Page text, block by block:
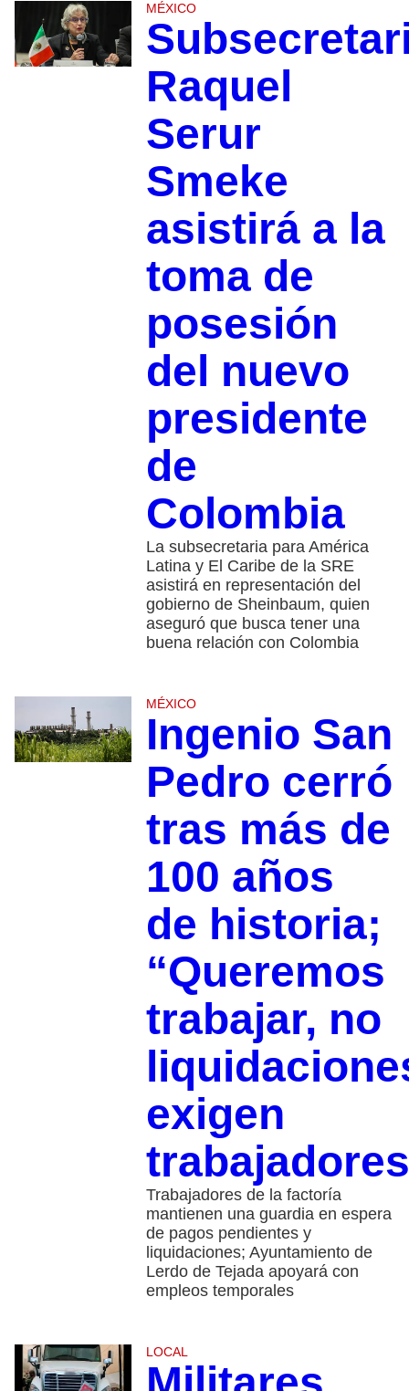
MÉXICO
Raquel
Serur
Smeke
asistirá a la
toma de
posesión
del nuevo
presidente
de
Colombia
La subsecretaria para América
Latina y El Caribe de la SRE
asistirá en representación del
gobierno de Sheinbaum, quien
aseguró que busca tener una
buena relación con Colombia
MÉXICO
Ingenio San
Pedro cerró
tras más de
100 años
de historia;
“Queremos
trabajar, no
exigen
trabajadores
Trabajadores de la factoría
mantienen una guardia en espera
de pagos pendientes y
liquidaciones; Ayuntamiento de
Lerdo de Tejada apoyará con
empleos temporales
LOCAL